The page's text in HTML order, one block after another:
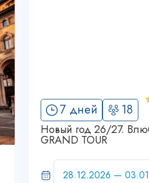
7 дней 18
'
Новый год 26/27.
GRAND TOUR